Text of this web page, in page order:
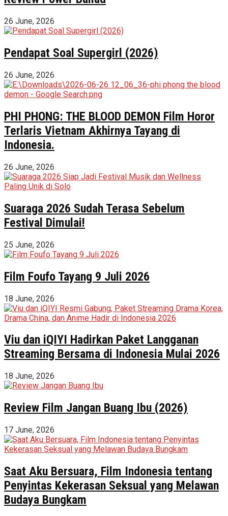
26 June, 2026
Pendapat Soal Supergirl (2026)
26 June, 2026
PHI PHONG: THE BLOOD DEMON Film Horor
Terlaris Vietnam Akhirnya Tayang di
Indonesia.
26 June, 2026
Suaraga 2026 Sudah Terasa Sebelum
Festival Dimulai!
25 June, 2026
Film Foufo Tayang 9 Juli 2026
18 June, 2026
Viu dan iQIYI Hadirkan Paket Langganan
Streaming Bersama di Indonesia Mulai 2026
18 June, 2026
Review Film Jangan Buang Ibu (2026)
17 June, 2026
Saat Aku Bersuara, Film Indonesia tentang
Penyintas Kekerasan Seksual yang Melawan
Budaya Bungkam